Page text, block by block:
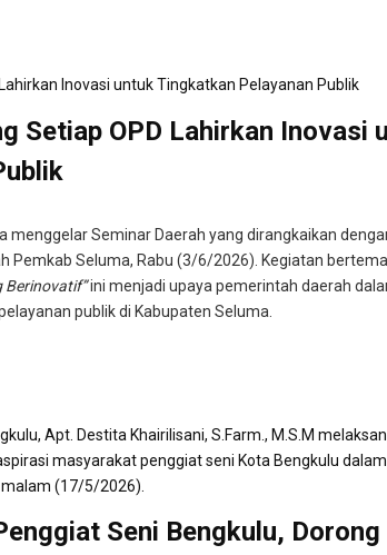
Setiap OPD Lahirkan Inovasi
menggelar Seminar Daerah yang dirangkaikan
Pemkab Seluma, Rabu (3/6/2026). Kegiatan bertema
Berinovatif”ini menjadi upaya pemerintah daerah
publik di Kabupaten Seluma.
Seni Bengkulu,